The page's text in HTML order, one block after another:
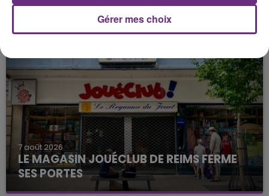
LA CENTRALE NUCLÉAIRE DE CHOOZ
TOUJOURS À L'ARRÊT
Cela fait déjà une semaine que la centrale
justifiée par la sécheresse intense qui est toujours
présente.
7 août 2026
LE MAGASIN JOUÉCLUB DE REIMS FERME
SES PORTES
C'était l'une des institutions du centre-ville
Gérer mes choix